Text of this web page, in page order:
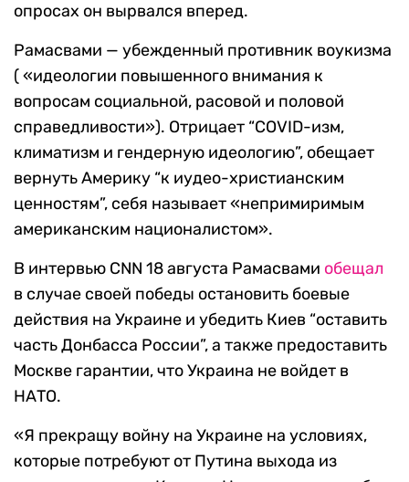
опросах он вырвался вперед.
Рамасвами — убежденный противник воукизма
( «идеологии повышенного внимания к
вопросам социальной, расовой и половой
справедливости»). Отрицает “COVID-изм,
климатизм и гендерную идеологию”, обещает
вернуть Америку “к иудео-христианским
ценностям”, себя называет «непримиримым
американским националистом».
В интервью CNN 18 августа Рамасвами обещал
в случае своей победы остановить боевые
действия на Украине и убедить Киев “оставить
часть Донбасса России”, а также предоставить
Москве гарантии, что Украина не войдет в
НАТО.
«Я прекращу войну на Украине на условиях,
которые потребуют от Путина выхода из